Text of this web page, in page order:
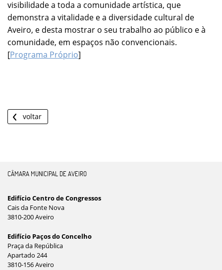
visibilidade a toda a comunidade artística, que
demonstra a vitalidade e a diversidade cultural de
Aveiro, e desta mostrar o seu trabalho ao público e à
comunidade, em espaços não convencionais.
[Programa Próprio]
voltar
CÂMARA MUNICIPAL DE AVEIRO
Edifício Centro de Congressos
Cais da Fonte Nova
3810-200 Aveiro
Edifício Paços do Concelho
Praça da República
Apartado 244
3810-156 Aveiro